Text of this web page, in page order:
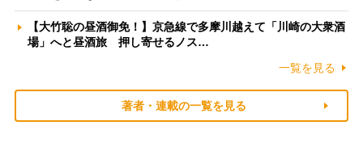
【大竹聡の昼酒御免！】京急線で多摩川越えて「川崎の大衆酒
場」へと昼酒旅 押し寄せるノス…
一覧を見る
著者・連載の一覧を見る